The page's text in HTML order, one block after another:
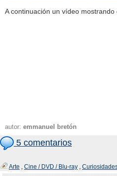
A continuación un vídeo mostrando
autor: emmanuel bretón
5 comentarios
Arte , Cine / DVD / Blu-ray ,